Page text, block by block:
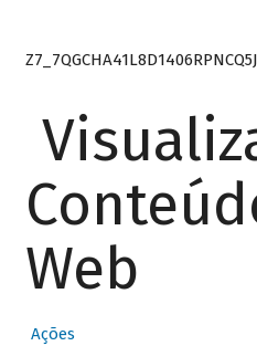
Web
Ações